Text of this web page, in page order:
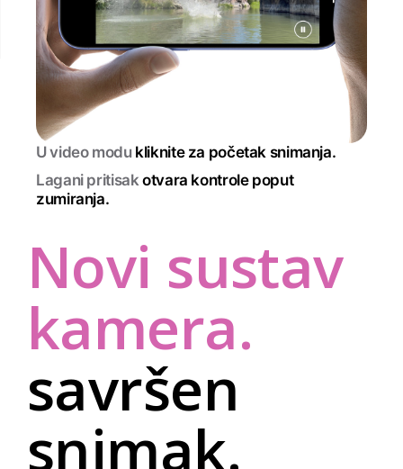
U video modu kliknite za početak snimanja.